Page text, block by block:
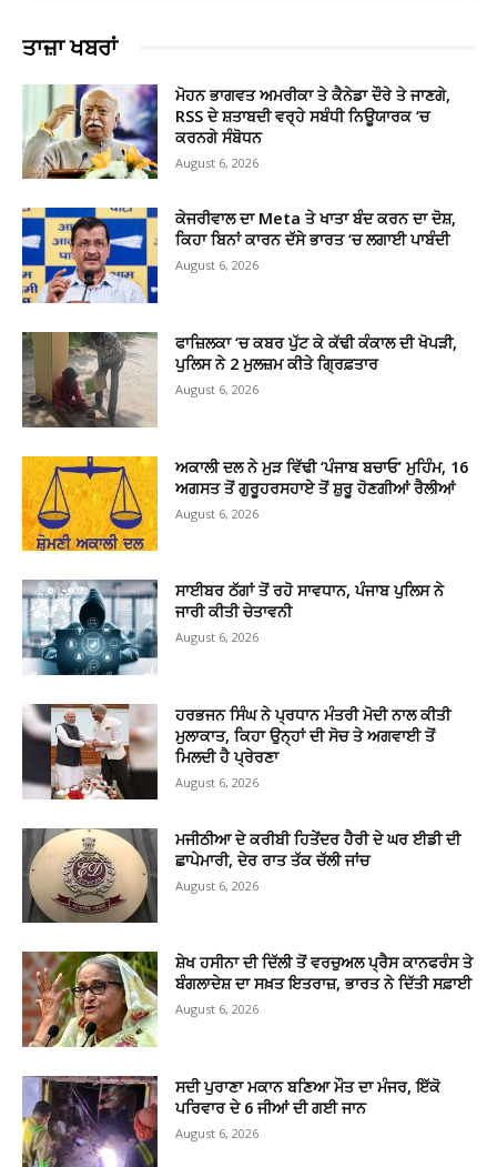
ਤਾਜ਼ਾ ਖਬਰਾਂ
ਮੋਹਨ ਭਾਗਵਤ ਅਮਰੀਕਾ ਤੇ ਕੈਨੇਡਾ ਦੌਰੇ ਤੇ ਜਾਣਗੇ,
RSS ਦੇ ਸ਼ਤਾਬਦੀ ਵਰ੍ਹੇ ਸਬੰਧੀ ਨਿਊਯਾਰਕ ‘ਚ
ਕਰਨਗੇ ਸੰਬੋਧਨ
August 6, 2026
ਕੇਜਰੀਵਾਲ ਦਾ Meta ਤੇ ਖਾਤਾ ਬੰਦ ਕਰਨ ਦਾ ਦੋਸ਼,
ਕਿਹਾ ਬਿਨਾਂ ਕਾਰਨ ਦੱਸੇ ਭਾਰਤ ‘ਚ ਲਗਾਈ ਪਾਬੰਦੀ
August 6, 2026
ਫਾਜ਼ਿਲਕਾ ‘ਚ ਕਬਰ ਪੁੱਟ ਕੇ ਕੱਢੀ ਕੰਕਾਲ ਦੀ ਖੋਪੜੀ,
ਪੁਲਿਸ ਨੇ 2 ਮੁਲਜ਼ਮ ਕੀਤੇ ਗ੍ਰਿਫ਼ਤਾਰ
August 6, 2026
ਅਕਾਲੀ ਦਲ ਨੇ ਮੁੜ ਵਿੱਢੀ ‘ਪੰਜਾਬ ਬਚਾਓ’ ਮੁਹਿੰਮ, 16
ਅਗਸਤ ਤੋਂ ਗੁਰੂਹਰਸਹਾਏ ਤੋਂ ਸ਼ੁਰੂ ਹੋਣਗੀਆਂ ਰੈਲੀਆਂ
August 6, 2026
ਸਾਈਬਰ ਠੱਗਾਂ ਤੋਂ ਰਹੋ ਸਾਵਧਾਨ, ਪੰਜਾਬ ਪੁਲਿਸ ਨੇ
ਜਾਰੀ ਕੀਤੀ ਚੇਤਾਵਨੀ
August 6, 2026
ਹਰਭਜਨ ਸਿੰਘ ਨੇ ਪ੍ਰਧਾਨ ਮੰਤਰੀ ਮੋਦੀ ਨਾਲ ਕੀਤੀ
ਮੁਲਾਕਾਤ, ਕਿਹਾ ਉਨ੍ਹਾਂ ਦੀ ਸੋਚ ਤੇ ਅਗਵਾਈ ਤੋਂ
ਮਿਲਦੀ ਹੈ ਪ੍ਰੇਰਣਾ
August 6, 2026
ਮਜੀਠੀਆ ਦੇ ਕਰੀਬੀ ਹਿਤੇਂਦਰ ਹੈਰੀ ਦੇ ਘਰ ਈਡੀ ਦੀ
ਛਾਪੇਮਾਰੀ, ਦੇਰ ਰਾਤ ਤੱਕ ਚੱਲੀ ਜਾਂਚ
August 6, 2026
ਸ਼ੇਖ ਹਸੀਨਾ ਦੀ ਦਿੱਲੀ ਤੋਂ ਵਰਚੁਅਲ ਪ੍ਰੈਸ ਕਾਨਫਰੰਸ ਤੇ
ਬੰਗਲਾਦੇਸ਼ ਦਾ ਸਖ਼ਤ ਇਤਰਾਜ਼, ਭਾਰਤ ਨੇ ਦਿੱਤੀ ਸਫ਼ਾਈ
August 6, 2026
ਸਦੀ ਪੁਰਾਣਾ ਮਕਾਨ ਬਣਿਆ ਮੌਤ ਦਾ ਮੰਜਰ, ਇੱਕੋ
ਪਰਿਵਾਰ ਦੇ 6 ਜੀਆਂ ਦੀ ਗਈ ਜਾਨ
August 6, 2026